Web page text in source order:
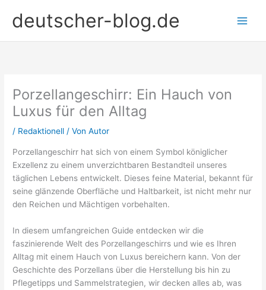
Inhaltdeutscher-blog.de
Porzellangeschirr: Ein Hauch von
Luxus für den Alltag
/ Redaktionell / VonAutor
Porzellangeschirr hat sich von einem Symbol königlicher
Exzellenz zu einem unverzichtbaren Bestandteil unseres
täglichen Lebens entwickelt. Dieses feine Material, bekannt für
seine glänzende Oberfläche und Haltbarkeit, ist nicht mehr nur
den Reichen und Mächtigen vorbehalten.
In diesem umfangreichen Guide entdecken wir die
faszinierende Welt des Porzellangeschirrs und wie es Ihren
Alltag mit einem Hauch von Luxus bereichern kann. Von der
Geschichte des Porzellans über die Herstellung bis hin zu
Pflegetipps und Sammelstrategien, wir decken alles ab, was